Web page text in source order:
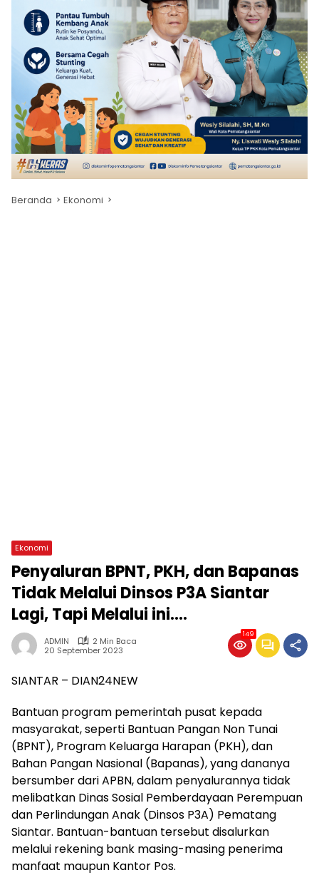
Beranda Ekonomi
Ekonomi
Penyaluran BPNT, PKH, dan Bapanas
Tidak Melalui Dinsos P3A Siantar
Lagi, Tapi Melalui ini….
ADMIN
2 Min Baca
20 September 2023
149
SIANTAR – DIAN24NEW
Bantuan program pemerintah pusat kepada
masyarakat, seperti Bantuan Pangan Non Tunai
(BPNT), Program Keluarga Harapan (PKH), dan
Bahan Pangan Nasional (Bapanas), yang dananya
bersumber dari APBN, dalam penyalurannya tidak
melibatkan Dinas Sosial Pemberdayaan Perempuan
dan Perlindungan Anak (Dinsos P3A) Pematang
Siantar. Bantuan-bantuan tersebut disalurkan
melalui rekening bank masing-masing penerima
manfaat maupun Kantor Pos.